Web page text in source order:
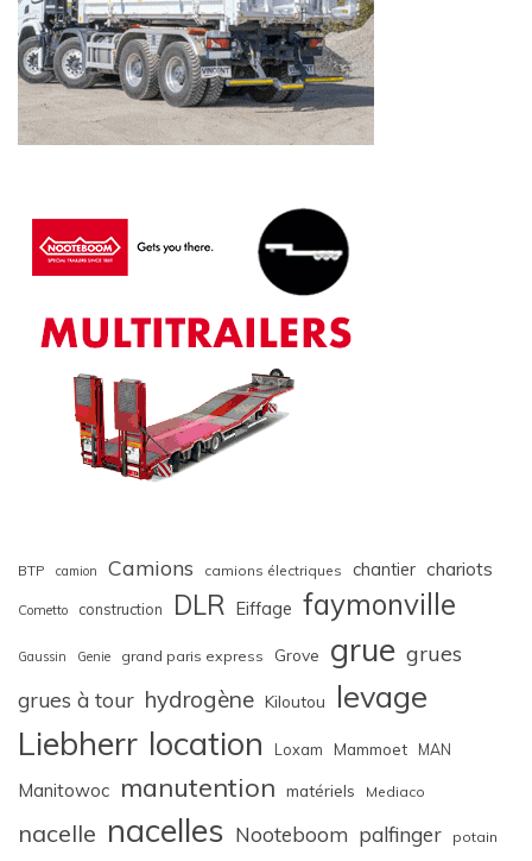
BTP camion Camions camions électriques chantier chariots
Cometto construction DLR Eiffage faymonville
Gaussin Genie grand paris express Grove grue grues
grues à tour hydrogène Kiloutou levage
Liebherr location Loxam Mammoet MAN
Manitowoc manutention matériels Mediaco
nacelle nacelles Nooteboom palfinger potain